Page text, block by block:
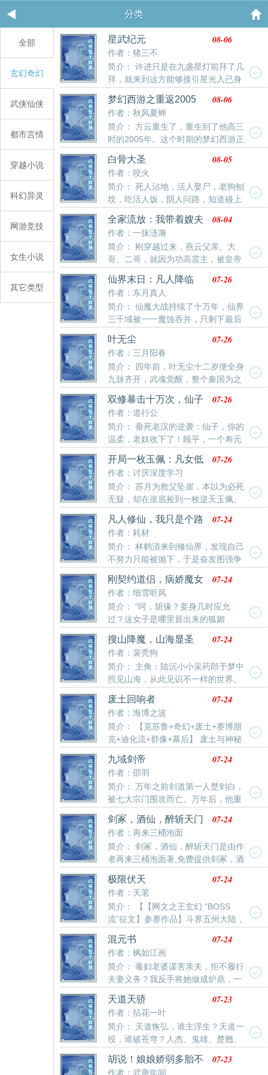
分类
全部
玄幻奇幻
武侠仙侠
都市言情
穿越小说
科幻异灵
网游竞技
女生小说
其它类型
星武纪元
作者：猪三不
08-06
简介： 许进只是在九盏星灯前拜了几
拜，就来到这方能够接引星光入已身
的世界，然后，他又在九盏星灯前拜了拜《基因大时
代》《造化之王》《掌御星辰》这三本小说，最高订7
万，最低高订3万，最低均订7600，本本400万字往
上，人品保证，请放心入坑。
梦幻西游之重返2005
作者：秋风夏蝉
08-06
简介： 方云重生了，重生到了他高三
时的2005年。这个时期的梦幻西游正
处于飞速成长期，各种风云人物竞相争锋。“叮——全能
辅助系统为您服务！”从课堂上醒来的方云听到脑海中的
提示声，整个人已经惊呆了！
白骨大圣
作者：咬火
08-05
简介： 死人沾地，活人娶尸，老狗刨
坟，吃活人饭，阴人问路，知道碰上
其中一个意味着什么吗？ 「已有2万均订作品《这里有
妖气》」「《这里有妖气》漫画改编版权已卖出」
「《这里有妖气》漫画已上线，可在腾讯动漫、起点漫
画、B站漫画阅读」书友①群：608548874；书友②
群：760859432。
全家流放：我带着嫂夫
人去逃荒！
作者：一抹涟漪
08-04
简介： 刚穿越过来，燕云父亲、大
哥、二哥，就因为功高震主，被皇帝
以蓄意谋反之罪，斩首边关！ 但念及父兄三人战功赫
赫，饶恕其家人。死罪可逃，活罪难免！流放全家老小
至蛮荒之地！ 流放就就放吧！偏偏大哥二哥，给他留下
几个嫂夫人。沃特？带着嫂夫人逃荒？ ？燕云表示自己
有些心慌！我该怎么办？？十万分火急……在线恭候各
位道友出谋划策，指点江山……
仙界末日：凡人降临
作者：东月真人
07-26
简介： 仙魔大战持续了十万年，仙界
三千域被一一魔蚀吞并，只剩下最后
三十六域。 眼看就要顶不住魔族越来越强的攻势，仙灵
界不得不启动自救计划，仙帝们合力以大神通打开无数
条通道，连接虚空万界中各个智慧生命存在的区域，让
各界生灵以灵魂降临的方式，连接进入仙灵界，参与这
场仙魔之战……
叶无尘
作者：三月阳春
07-26
简介： 四年前，叶无尘十二岁便全身
九脉齐开，武魂觉醒，整个秦国为之
震动。然而……却因激发了身体神秘的第十脉，导致气
血逆流，造成双目失明、修为尽废的假象。所有人都以
为叶无尘就此沦为双眼失明的废人。四年后，叶无尘登
门，恭贺未婚妻苏清雪觉醒六品武魂，却被苏家扫地出
门。殊不知，叶无尘从这一日起，不仅仅十脉俱开，双
目复明，且魂宫之中
双修暴击十万次，仙子
倒贴求放过
作者：道行公
07-26
简介： 垂死老汉的逆袭：仙子，你的
温柔，老奴收下了！顾平，一个寿元
将尽、修为停滞在炼气三层的垂死杂役，在璃月仙宗当
了三十年炼器奴仆，却连最基础的双修功法都求而不
得。直到他激活了。凭借系统，顾平踏上一条前所未有
的修行之路（传统修仙系统流暴爽逆袭多女主互动，节
奏快，杀伐果断，不憋屈！）这一世，我顾平，要活个
痛快！」
开局一枚玉佩：凡女低
调修仙
作者：讨厌深度学习
07-26
简介： 苏月为救父坠崖，本以为必死
无疑，却在崖底捡到一枚逆天玉佩。
身为四灵根，她被宗门断言永无出头之日，只能当个杂
役弟子。可谁又知道，这枚玉佩竟能净化、淬炼灵气。
别人修炼处处瓶颈，她却根基稳如泰山，瓶颈？不存在
的！别人为一颗丹药争破头，她凭借神秘的丹印传承，
悄悄成为炼丹大师，上品丹药吃不完还能送出去。更逆
天的是，玉佩升级，竟让她在战斗中凭空多了两次机
会！强敌耗尽灵力以为胜券在握？苏月微微一笑：不好
意思，我
凡人修仙，我只是个路
人甲
作者：耗材
07-24
简介： 林鹤清来到修仙界，发现自己
不努力只能被抛下，于是奋发图强争
做劳模…额，不是，林鹤清不小心穿越修仙界，获得自
己的“金手指”，可是想修仙已经困难重重，异界的灵魂
在这片广袤的大地上能闯出怎样的一片天地呢！
刚契约道侣，病娇魔女
她就出手了
作者：细雪听风
07-24
简介： “呵，斩缘？妾身几时应允
过？这女子是哪里冒出来的狐媚
子？”清冷师尊欲迫我结为道侣；魔宗圣女誓要性命交
缠；病娇师姐以剑索命只为朝夕相伴；青丘狐女媚眼如
丝欲夺心魄；小师妹竟筑金屋欲藏娇仙路迢迢，怎料尽
是桃花劫难？吾只求逍遥仙道，奈何她们都想独占我？
多年后，世人问萧云：“道心何坚，竟堪破万千情
劫？”萧云回望身后一众风华绝世的仙子，怅然叹
息：“不过是想得个自在。”（修罗场甜文恋爱系统流
搜山降魔，山海显圣
作者：裴秃狗
07-24
简介： 主角：陆沉小小采药郎于梦中
照见山海，从此见识不一样的世界。
从龙脊岭的采药人，到茶马道的陆把头；从威服奇门的
风水地师，到命格入圣的大乾斩龙人……天眼观气，牵
羊夺宝，走穴养灵，搜山降魔……陆沉巡狩万方，冠绝
古今，尊号“三五玄真帝君”！
废土回响者
作者：海博之波
07-24
简介： 【克苏鲁+奇幻+废土+赛博朋
克+迪化流+群像+幕后】 废土与神秘
的交替中，噩梦在耳语。曙光与幻想的交融下，命运又
在呼唤。 新元历527年，我苏醒于穹顶和迷雾笼罩的苏
格拉！ 废土、机械、巨舰、魔龙、异兽，幸存的新元子
民匍匐呐喊；魔法、无心人、失落者、浮空神域，癫狂
的卑微魔物舍命嘶吼。 第四纪元的乐园浮现，我看到了
代表漆黑和罪恶的圣洁权杖。 序位神明的血夜召唤，我
用赤红之瞳挖掘世界的真相。 废土神明，降下祝福。
冰雪之原，迎接曙光。 这是一场废土中权力的游戏！
九域剑帝
作者：邵羽
07-24
简介： 万年之前剑道第一人楚剑白，
被七大宗门围攻而亡。万年后，他重
新活了过来，面对的却是一具陌生的身躯。 七大宗门！
我定要踏平一切，成为九域之帝！每天稳定更新四章，
求打赏，求收藏，求推荐票，会时常爆更的。 作者自定
义标签:热血无敌文
剑冢，酒仙，醉斩天门
作者：再来三桶泡面
07-24
简介： 剑冢，酒仙，醉斩天门是由作
者再来三桶泡面著,免费提供剑冢，酒
仙，醉斩天门最新清爽干净的文字章节在线阅读。
极限伏天
作者：天茗
07-24
简介： 【【网文之王玄幻 “BOSS
流”征文】参赛作品】斗界五州大陆，
气魂为先，铸世气魂，五龙四凤，中央麒麟。 苍龙少主
凌云废而后立，失去苍龙，却得玄龟。玄龟虽小，能力
通天，玄龟踏足，谁敢不服。 重踏道途，他人炼九，我
修十，道修极限，魂眼重现，看破天地，重组天道，统
率斗界群雄，踏破诸天，诛灭神魔，还我天地朗朗乾
坤。
混元书
作者：枫如江画
07-24
简介： 毒妇老婆谋害亲夫，拒不履行
夫妻义务？我反手将她做成炉鼎，一
雪前仇！美女追杀者想置我于死地？我夺她圣品剑体，
再造炉鼎！合欢宗美艳女宗主，想与我双修吸我纯阳之
气？我直接吞噬她至尊水灵体！这就是我陈八荒，混元
书一书在手，我是混元第一神！惹我？百倍奉还！三大
绝色女帝，也得跪求做我鼎炉！“八荒，别打了，我们答
应便是！”三位绝色女帝目光清澈，跪地臣服。“走，双
修去！老子要报当年之仇！”“轻点……”
天道天骄
作者：拈花一叶
07-23
简介： 天道恢弘，谁主浮生？天道一
役，谁破苍穹？人杰、鬼雄、楚翘、
天骄，万载后的归来，再踏归家路，再战天道桥！ 冥冥
众生，悠悠万物，何为因，何为果？那黑手布下层层杀
胡说！娘娘娇弱多胎不
是恶鬼
作者：武唐年间
07-23